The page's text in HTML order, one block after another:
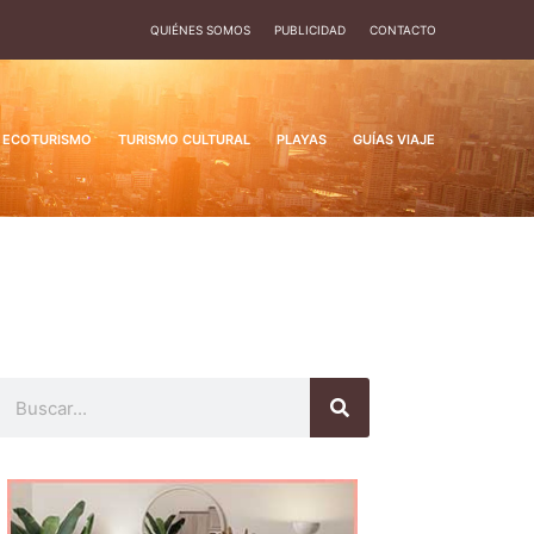
QUIÉNES SOMOS PUBLICIDAD CONTACTO
ECOTURISMO TURISMO CULTURAL PLAYAS GUÍAS VIAJE